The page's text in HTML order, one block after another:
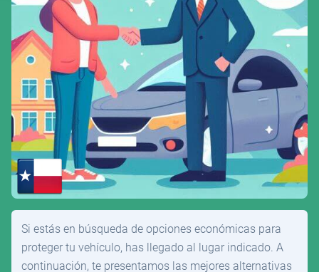
Si estás en búsqueda de opciones económicas para
proteger tu vehículo, has llegado al lugar indicado. A
continuación, te presentamos las mejores alternativas